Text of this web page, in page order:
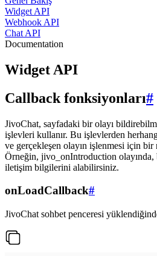
Widget API
Webhook API
Chat API
Documentation
Widget API
Callback fonksiyonları#
JivoChat, sayfadaki bir olayı
işlevleri kullanır. Bu işlevlerden
ve gerçekleşen olayın işlenmesi için
Örneğin, jivo_onIntroduction olayında,
iletişim bilgilerini alabilirsiniz.
onLoadCallback#
JivoChat sohbet penceresi